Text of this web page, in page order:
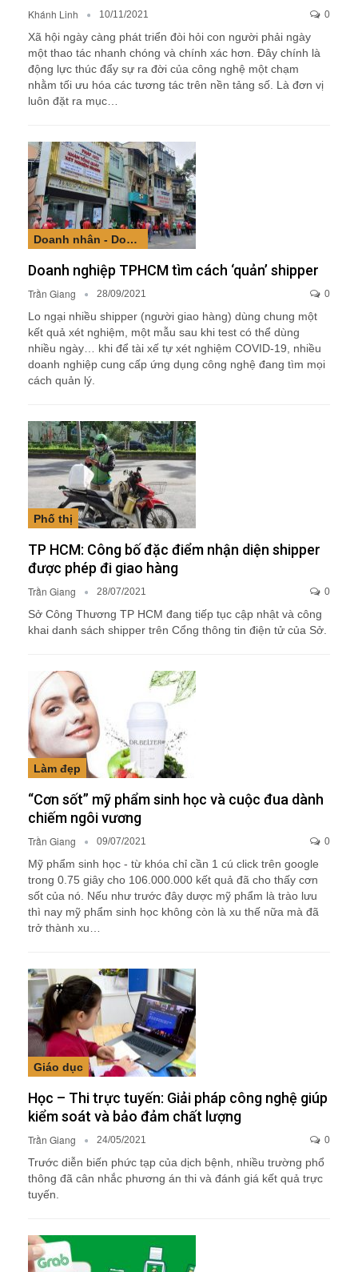
Khánh Linh 10/11/2021 0
Xã hội ngày càng phát triển đòi hỏi con người phải ngày
một thao tác nhanh chóng và chính xác hơn. Đây chính là
động lực thúc đẩy sự ra đời của công nghệ một chạm
nhằm tối ưu hóa các tương tác trên nền tảng số. Là đơn vị
luôn đặt ra mục…
Doanh nhân - Doanh nghiệp
Doanh nghiệp TPHCM tìm cách ‘quản’ shipper
Trần Giang 28/09/2021 0
Lo ngại nhiều shipper (người giao hàng) dùng chung một
kết quả xét nghiệm, một mẫu sau khi test có thể dùng
nhiều ngày… khi để tài xế tự xét nghiệm COVID-19, nhiều
doanh nghiệp cung cấp ứng dụng công nghệ đang tìm mọi
cách quản lý.
Phố thị
TP HCM: Công bố đặc điểm nhận diện shipper
được phép đi giao hàng
Trần Giang 28/07/2021 0
Sở Công Thương TP HCM đang tiếp tục cập nhật và công
khai danh sách shipper trên Cổng thông tin điện tử của Sở.
Làm đẹp
“Cơn sốt” mỹ phẩm sinh học và cuộc đua dành
chiếm ngôi vương
Trần Giang 09/07/2021 0
Mỹ phẩm sinh học - từ khóa chỉ cần 1 cú click trên google
trong 0.75 giây cho 106.000.000 kết quả đã cho thấy cơn
sốt của nó. Nếu như trước đây dược mỹ phẩm là trào lưu
thì nay mỹ phẩm sinh học không còn là xu thế nữa mà đã
trở thành xu…
Giáo dục
Học – Thi trực tuyến: Giải pháp công nghệ giúp
kiểm soát và bảo đảm chất lượng
Trần Giang 24/05/2021 0
Trước diễn biến phức tạp của dịch bệnh, nhiều trường phổ
thông đã cân nhắc phương án thi và đánh giá kết quả trực
tuyến.